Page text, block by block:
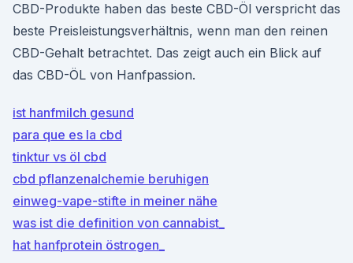
CBD-Produkte haben das beste CBD-Öl verspricht das
beste Preisleistungsverhältnis, wenn man den reinen
CBD-Gehalt betrachtet. Das zeigt auch ein Blick auf
das CBD-ÖL von Hanfpassion.
ist hanfmilch gesund
para que es la cbd
tinktur vs öl cbd
cbd pflanzenalchemie beruhigen
einweg-vape-stifte in meiner nähe
was ist die definition von cannabist_
hat hanfprotein östrogen_